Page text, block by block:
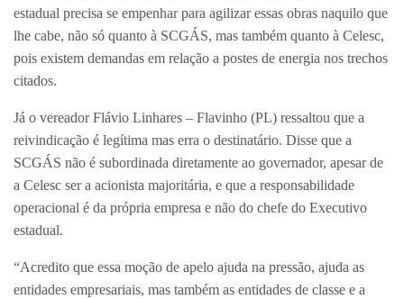
estadual precisa se empenhar para agilizar essas obras naquilo que
lhe cabe, não só quanto à SCGÁS, mas também quanto à Celesc,
pois existem demandas em relação a postes de energia nos trechos
citados.
Já o vereador Flávio Linhares – Flavinho (PL) ressaltou que a
reivindicação é legítima mas erra o destinatário. Disse que a
SCGÁS não é subordinada diretamente ao governador, apesar de
a Celesc ser a acionista majoritária, e que a responsabilidade
operacional é da própria empresa e não do chefe do Executivo
estadual.
“Acredito que essa moção de apelo ajuda na pressão, ajuda as
entidades empresariais, mas também as entidades de classe e a